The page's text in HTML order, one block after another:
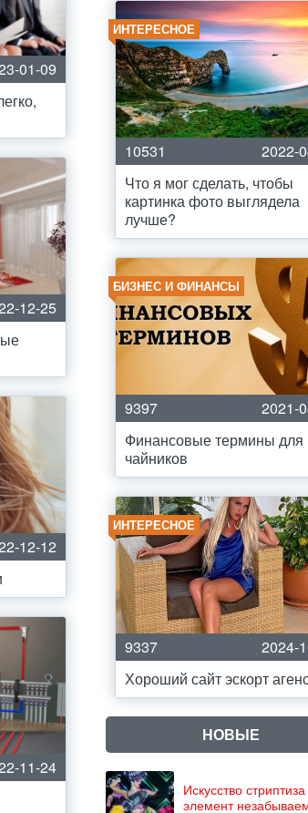
01-09
12-25
12-12
11-24
ИНТЕРЕСНОЕ
10531
2022-
Что я мог сделать, чтобы
картинка фото выглядела
лучше?
БИЗНЕС И ФИНАНСЫ
9397
2021-
Финансовые термины для
чайников
ИНТЕРЕСНОЕ
9337
2024-
Хороший сайт эскорт
НОВЫЕ
Искусство стриптиза
элемент